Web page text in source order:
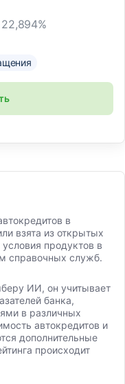
22,894%
в
взята из открытых
продуктов в
справочных служб.
ИИ, он учитывает
банка,
в различных
автокредитов и
дополнительные
происходит